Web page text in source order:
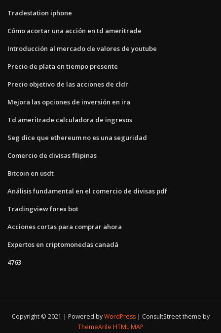
Tradestation iphone
Cómo acortar una acción en td ameritrade
Introducción al mercado de valores de youtube
Precio de plata en tiempo presente
Precio objetivo de las acciones de cldr
Mejora las opciones de inversión en ira
Td ameritrade calculadora de ingresos
Seg dice que ethereum no es una seguridad
Comercio de divisas filipinas
Bitcoin en usdt
Análisis fundamental en el comercio de divisas pdf
Tradingview forex bot
Acciones cortas para comprar ahora
Expertos en criptomonedas canadá
4763
Copyright © 2021 | Powered byWordPress
ConsultStreet theme by
ThemeArile HTML MAP